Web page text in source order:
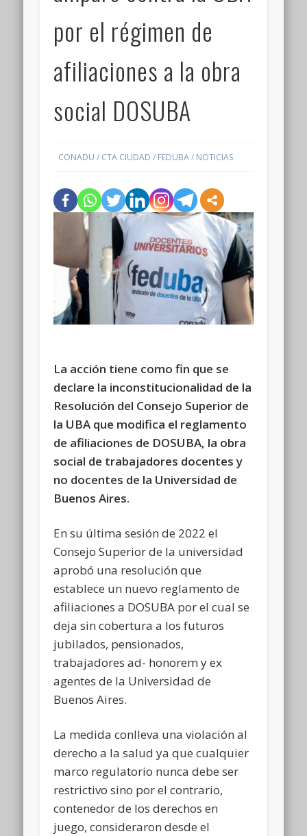
por el régimen de
afiliaciones a la obra
social DOSUBA
CONADU / CTA CIUDAD / FEDUBA/ NOTICIAS
La acción tiene como fin que se
declare la inconstitucionalidad de la
Resolución del Consejo Superior de
la UBA que modifica el reglamento
de afiliaciones de DOSUBA, la obra
social de trabajadores docentes y
no docentes de la Universidad de
Buenos Aires.
En su última sesión de 2022 el
Consejo Superior de la universidad
aprobó una resolución que
establece un nuevo reglamento de
afiliaciones a DOSUBA por el cual se
deja sin cobertura a los futuros
jubilados, pensionados,
trabajadores ad- honorem y ex
agentes de la Universidad de
Buenos Aires.
La medida conlleva una violación al
derecho a la salud ya que cualquier
marco regulatorio nunca debe ser
restrictivo sino por el contrario,
contenedor de los derechos en
juego, consideraron desde el